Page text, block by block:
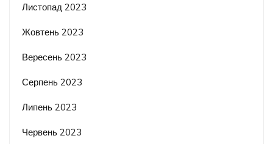
Листопад 2023
Жовтень 2023
Вересень 2023
Серпень 2023
Липень 2023
Червень 2023